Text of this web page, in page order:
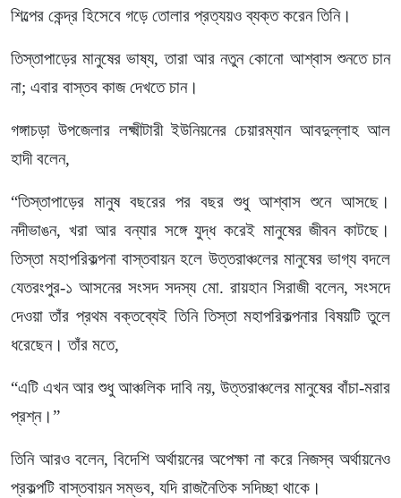
শিল্পের কেন্দ্র হিসেবে গড়ে তোলার প্রত্যয়ও ব্যক্ত করেন তিনি।
তিস্তাপাড়ের মানুষের ভাষ্য, তারা আর নতুন কোনো আশ্বাস শুনতে চান
না; এবার বাস্তব কাজ দেখতে চান।
গঙ্গাচড়া উপজেলার লক্ষ্মীটারী ইউনিয়নের চেয়ারম্যান আবদুল্লাহ আল
হাদী বলেন,
“তিস্তাপাড়ের মানুষ বছরের পর বছর শুধু আশ্বাস শুনে আসছে।
নদীভাঙন, খরা আর বন্যার সঙ্গে যুদ্ধ করেই মানুষের জীবন কাটছে।
তিস্তা মহাপরিকল্পনা বাস্তবায়ন হলে উত্তরাঞ্চলের মানুষের ভাগ্য বদলে
যেতরংপুর-১ আসনের সংসদ সদস্য মো. রায়হান সিরাজী বলেন, সংসদে
দেওয়া তাঁর প্রথম বক্তব্যেই তিনি তিস্তা মহাপরিকল্পনার বিষয়টি তুলে
ধরেছেন। তাঁর মতে,
“এটি এখন আর শুধু আঞ্চলিক দাবি নয়, উত্তরাঞ্চলের মানুষের বাঁচা-মরার
প্রশ্ন।”
তিনি আরও বলেন, বিদেশি অর্থায়নের অপেক্ষা না করে নিজস্ব অর্থায়নেও
প্রকল্পটি বাস্তবায়ন সম্ভব, যদি রাজনৈতিক সদিচ্ছা থাকে।